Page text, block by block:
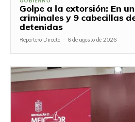
Golpe a la extorsión: En
criminales y 9 cabecillas
detenidas
Reportero Directo - 6 de agosto de 2026